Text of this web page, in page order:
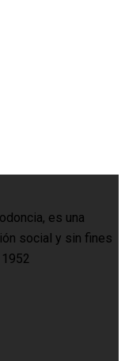
es una
social y sin fines